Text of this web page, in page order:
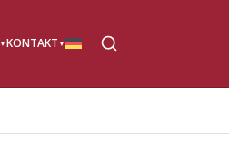
KONTAKT